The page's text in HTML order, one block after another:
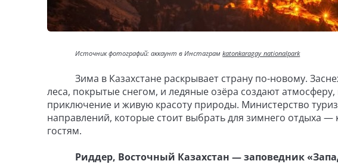
Источник фотографий: аккаунт в Инстаграмkatonkaragay_nationalpark
Зима в Казахстане раскрывает страну по-новому.
леса, покрытые снегом, и ледяные озёра создают
приключение и живую красоту природы. Министерство
направлений, которые стоит выбрать для зимнего отдыха —
гостям.
Риддер, Восточный Казахстан — заповедник